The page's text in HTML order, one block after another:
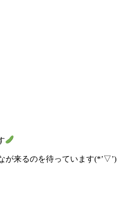
が来るのを待っています(*’▽’)